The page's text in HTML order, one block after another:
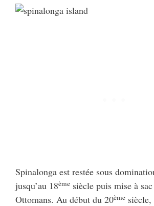
Spinalonga est restée sous
jusqu’au 18ème siècle puis mise à
Ottomans. Au début du 20ème